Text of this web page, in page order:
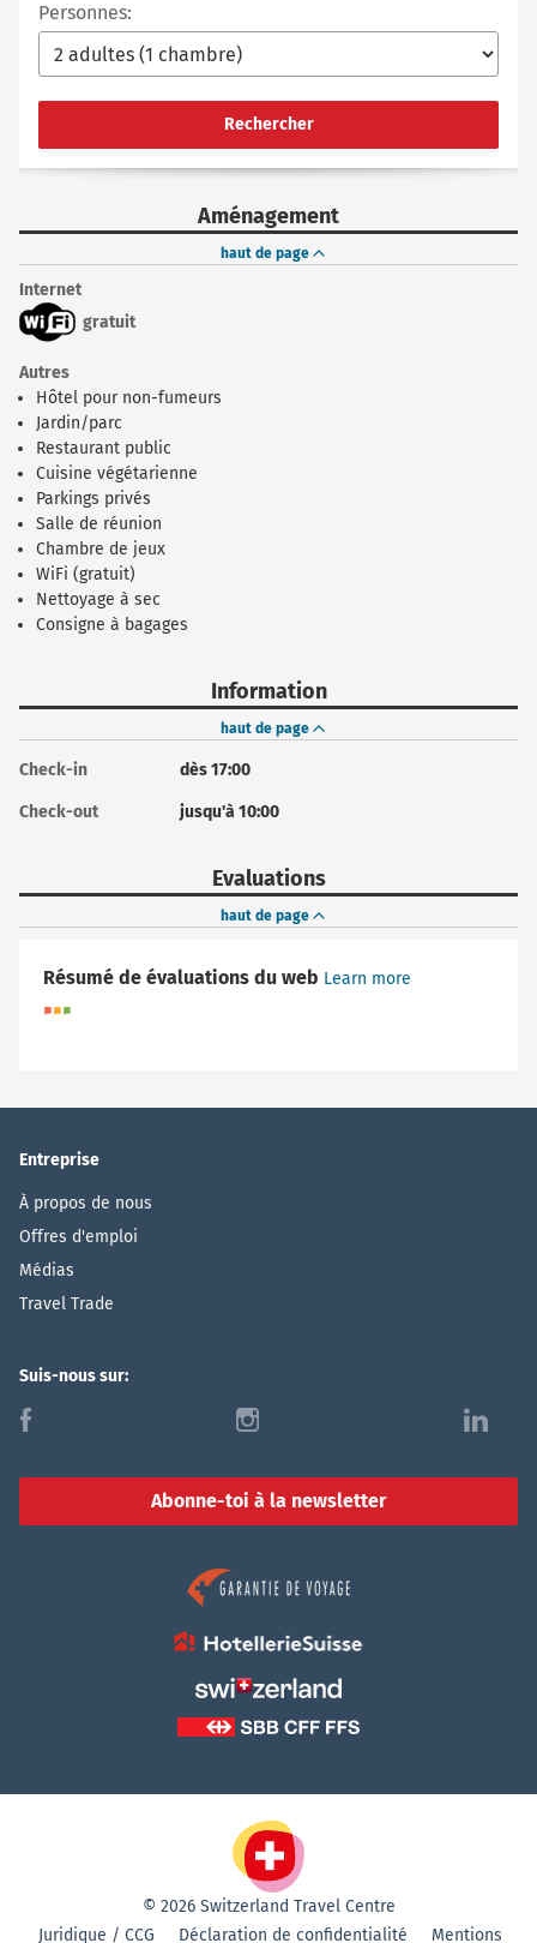
Personnes:
Rechercher
Aménagement
haut de page
Internet
gratuit
Autres
Hôtel pour non-fumeurs
Jardin/parc
Restaurant public
Cuisine végétarienne
Parkings privés
Salle de réunion
Chambre de jeux
WiFi (gratuit)
Nettoyage à sec
Consigne à bagages
Information
haut de page
Check-in dès 17:00
Check-out jusqu'à 10:00
Evaluations
haut de page
Résumé de évaluations du web Learn more
Entreprise
À propos de nous
Offres d'emploi
Médias
Travel Trade
Suis-nous sur:
f i l
Abonne-toi à la newsletter
© 2026 Switzerland Travel Centre
Juridique / CCG
Déclaration de confidentialité Mentions